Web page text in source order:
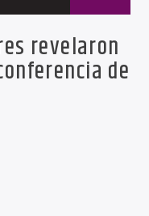
revelaron
de